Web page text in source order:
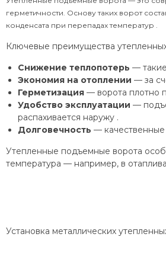
герметичности. Основу таких ворот
конденсата при перепадах температур .
Ключевые преимущества
Снижение теплопотерь —
Экономия на отоплении — за
Герметизация — ворота плотно
Удобство эксплуатации —
распахивается наружу .
Долговечность —
Утепленные подъемные ворота
температура — например, в
Установка металлических